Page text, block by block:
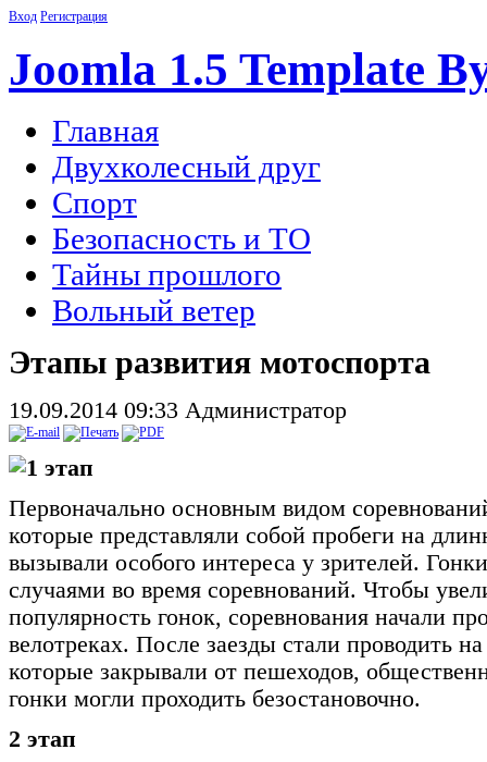
Вход Регистрация
Joomla 1.5 Template
Главная
Двухколесный друг
Спорт
Безопасность и ТО
Тайны прошлого
Вольный ветер
Этапы развития мотоспорта
19.09.2014 09:33 Администратор
1 этап
Первоначально основным видом
которые представляли собой пробеги на
вызывали особого интереса у зрителей.
случаями во время соревнований. Чтобы
популярность гонок, соревнования начали
велотреках. После заезды стали проводить
которые закрывали от пешеходов,
гонки могли проходить безостановочно.
2 этап